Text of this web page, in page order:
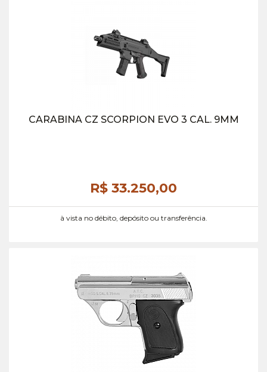
CARABINA CZ SCORPION EVO 3 CAL. 9MM
R$ 33.250,00
à vista no débito, depósito ou transferência.